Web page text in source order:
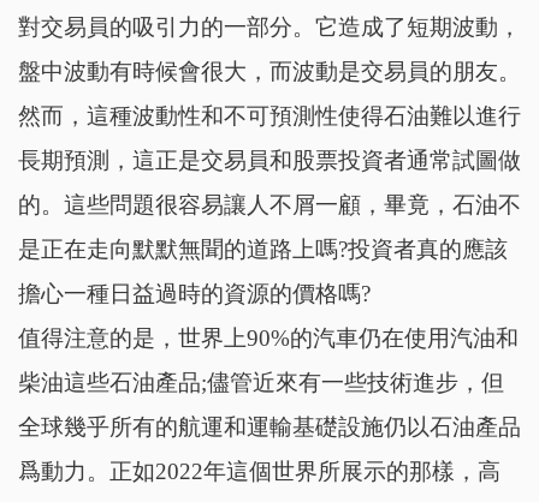
對交易員的吸引力的一部分。它造成了短期波動，
盤中波動有時候會很大，而波動是交易員的朋友。
然而，這種波動性和不可預測性使得石油難以進行
長期預測，這正是交易員和股票投資者通常試圖做
的。這些問題很容易讓人不屑一顧，畢竟，石油不
是正在走向默默無聞的道路上嗎?投資者真的應該
擔心一種日益過時的資源的價格嗎?
值得注意的是，世界上90%的汽車仍在使用汽油和
柴油這些石油產品;儘管近來有一些技術進步，但
全球幾乎所有的航運和運輸基礎設施仍以石油產品
爲動力。正如2022年這個世界所展示的那樣，高